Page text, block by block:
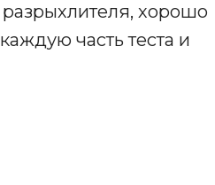
хорошо
часть теста и